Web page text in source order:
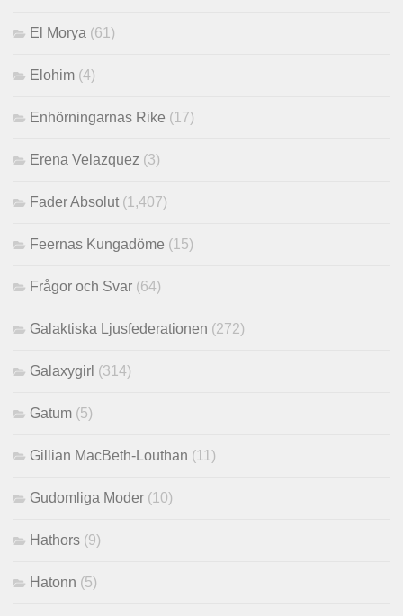
El Morya (61)
Elohim (4)
Enhörningarnas Rike (17)
Erena Velazquez (3)
Fader Absolut (1,407)
Feernas Kungadöme (15)
Frågor och Svar (64)
Galaktiska Ljusfederationen (272)
Galaxygirl (314)
Gatum (5)
Gillian MacBeth-Louthan (11)
Gudomliga Moder (10)
Hathors (9)
Hatonn (5)